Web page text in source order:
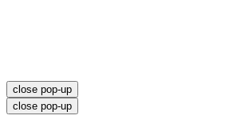
close pop-up
close pop-up